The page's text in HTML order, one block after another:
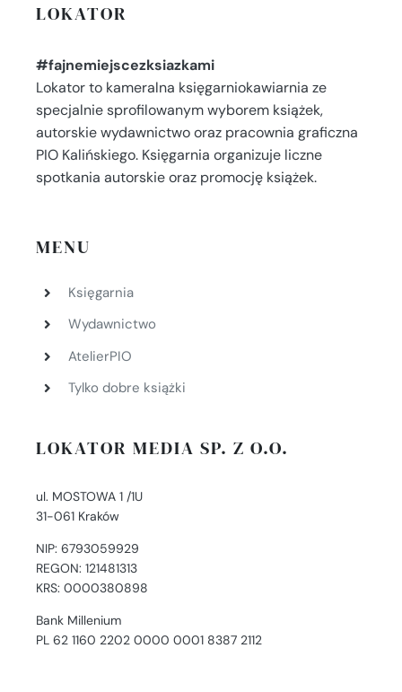
LOKATOR
#fajnemiejscezksiazkami
Lokator to kameralna księgarniokawiarnia ze
specjalnie sprofilowanym wyborem książek,
autorskie wydawnictwo oraz pracownia graficzna
PIO Kalińskiego. Księgarnia organizuje liczne
spotkania autorskie oraz promocję książek.
MENU
Księgarnia
Wydawnictwo
AtelierPIO
Tylko dobre książki
LOKATOR MEDIA SP. Z O.O.
ul. MOSTOWA 1 /1U
31-061 Kraków
NIP: 6793059929
REGON: 121481313
KRS: 0000380898
Bank Millenium
PL 62 1160 2202 0000 0001 8387 2112